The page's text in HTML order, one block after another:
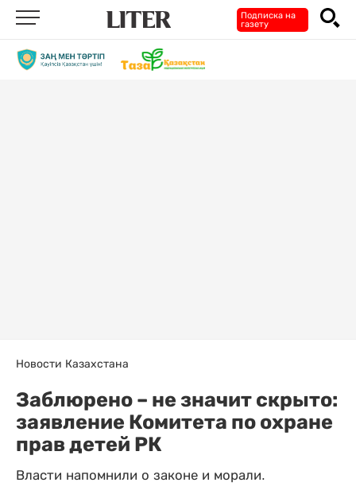
Подписка на
газету
Новости Казахстана
Заблюрено – не значит скрыто:
заявление Комитета по охране
прав детей РК
Власти напомнили о законе и морали.